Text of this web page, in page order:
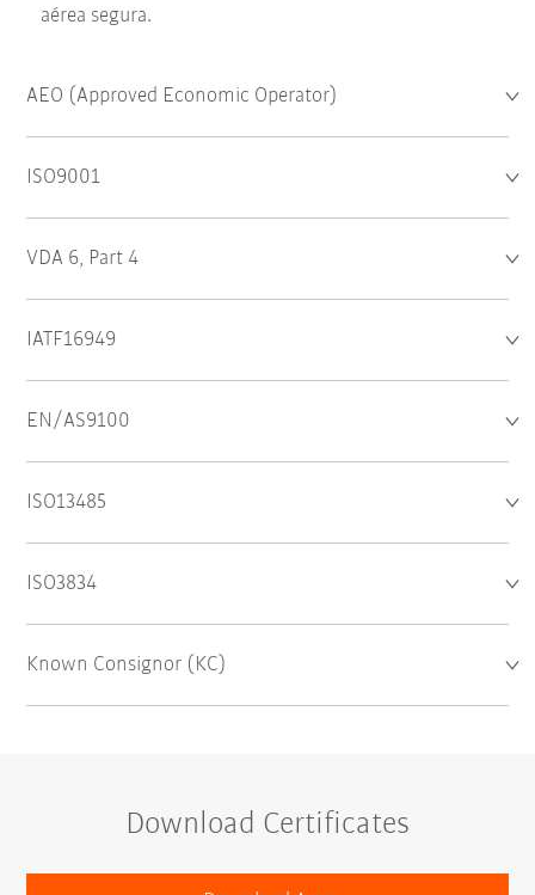
aérea segura.
AEO (Approved Economic Operator)
ISO9001
VDA 6, Part 4
IATF16949
EN/AS9100
ISO13485
ISO3834
Known Consignor (KC)
Download Certificates